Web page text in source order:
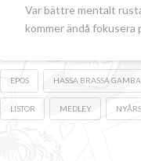
Var bättre mentalt
kommer ändå fokusera
EPOS HASSA BRASSA
LISTOR MEDLEY